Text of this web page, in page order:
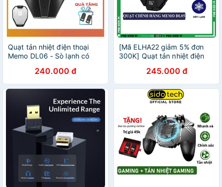
Quạt tản nhiệt điện thoại
Memo DL06 - Sò lạnh có
kèm găng tay chơi game
240.000 đ
[Mã ELHA22 giảm 5% đơn
300K] Quạt tản nhiệt điện
Sidotech Memo DL05 chơi
PUBG FF ROS
245.000 đ